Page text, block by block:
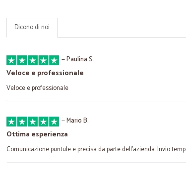
Dicono di noi
—Paulina S.
Veloce e professionale
Veloce e professionale
—Mario B.
Ottima esperienza
Comunicazione puntule e precisa da parte dell'azienda. Invio